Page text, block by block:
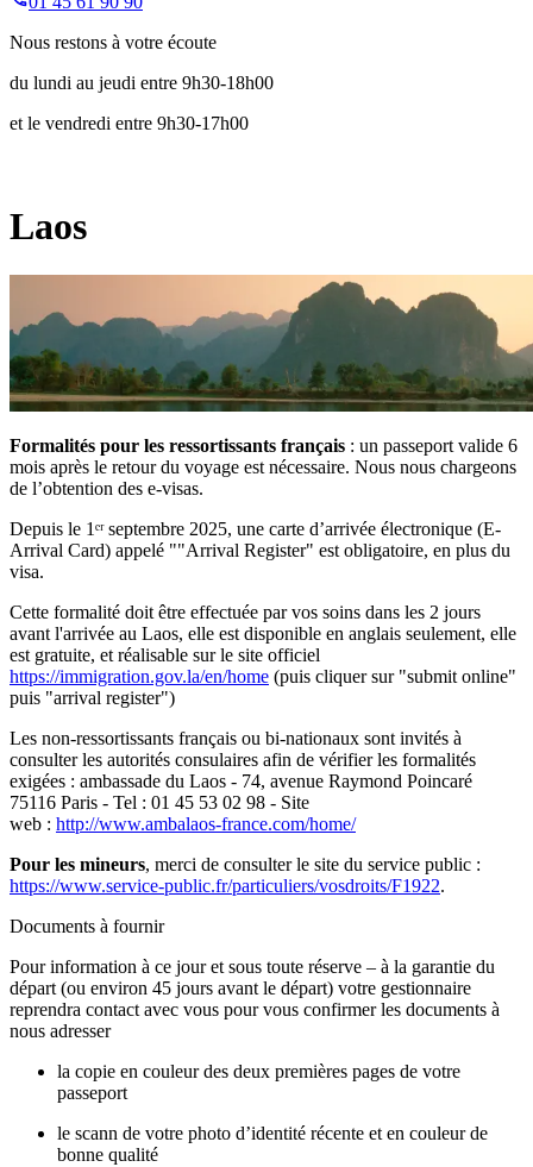
Nous restons à votre écoute
du lundi au jeudi entre 9h30-18h00
et le vendredi entre 9h30-17h00
Laos
Formalités pour les ressortissants français : un passeport valide 6
mois après le retour du voyage est nécessaire. Nous nous chargeons
de l’obtention des e-visas.
Depuis le 1ᵉʳ septembre 2025, une carte d’arrivée électronique (E-
Arrival Card) appelé ""Arrival Register" est obligatoire, en plus du
visa.
Cette formalité doit être effectuée par vos soins dans les 2 jours
avant l'arrivée au Laos, elle est disponible en anglais seulement, elle
est gratuite, et réalisable sur le site officiel
https://immigration.gov.la/en/home (puis cliquer sur "submit online"
puis "arrival register")
Les non-ressortissants français ou bi-nationaux sont invités à
consulter les autorités consulaires afin de vérifier les formalités
exigées : ambassade du Laos - 74, avenue Raymond Poincaré
75116 Paris - Tel : 01 45 53 02 98 - Site
web : http://www.ambalaos-france.com/home/
Pour les mineurs, merci de consulter le site du service public :
https://www.service-public.fr/particuliers/vosdroits/F1922.
Documents à fournir
Pour information à ce jour et sous toute réserve – à la garantie du
départ (ou environ 45 jours avant le départ) votre gestionnaire
reprendra contact avec vous pour vous confirmer les documents à
nous adresser
la copie en couleur des deux premières pages de votre
passeport
le scann de votre photo d’identité récente et en couleur de
bonne qualité